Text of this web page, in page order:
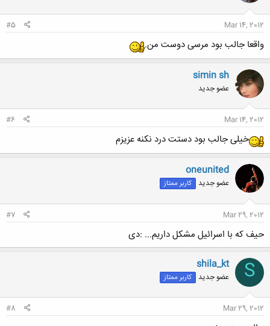
Mar 14, 2012
#5
واقعا جالب بود مرسی دوست من.
simin sh
عضو جدید
Mar 14, 2012
#6
خیلی جالب بود دستت درد نکنه عزیزم
oneunited
عضو جدید کاربر ممتاز
Mar 29, 2012
#7
حیف که با اسرائیل مشکل داریم... :دی
S
shila_kt
عضو جدید کاربر ممتاز
Mar 29, 2012
#8